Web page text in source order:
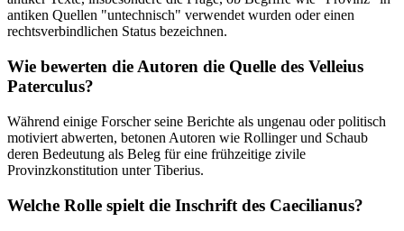
antiken Quellen "untechnisch" verwendet wurden oder einen
rechtsverbindlichen Status bezeichnen.
Wie bewerten die Autoren die Quelle des Velleius
Paterculus?
Während einige Forscher seine Berichte als ungenau oder politisch
motiviert abwerten, betonen Autoren wie Rollinger und Schaub
deren Bedeutung als Beleg für eine frühzeitige zivile
Provinzkonstitution unter Tiberius.
Welche Rolle spielt die Inschrift des Caecilianus?